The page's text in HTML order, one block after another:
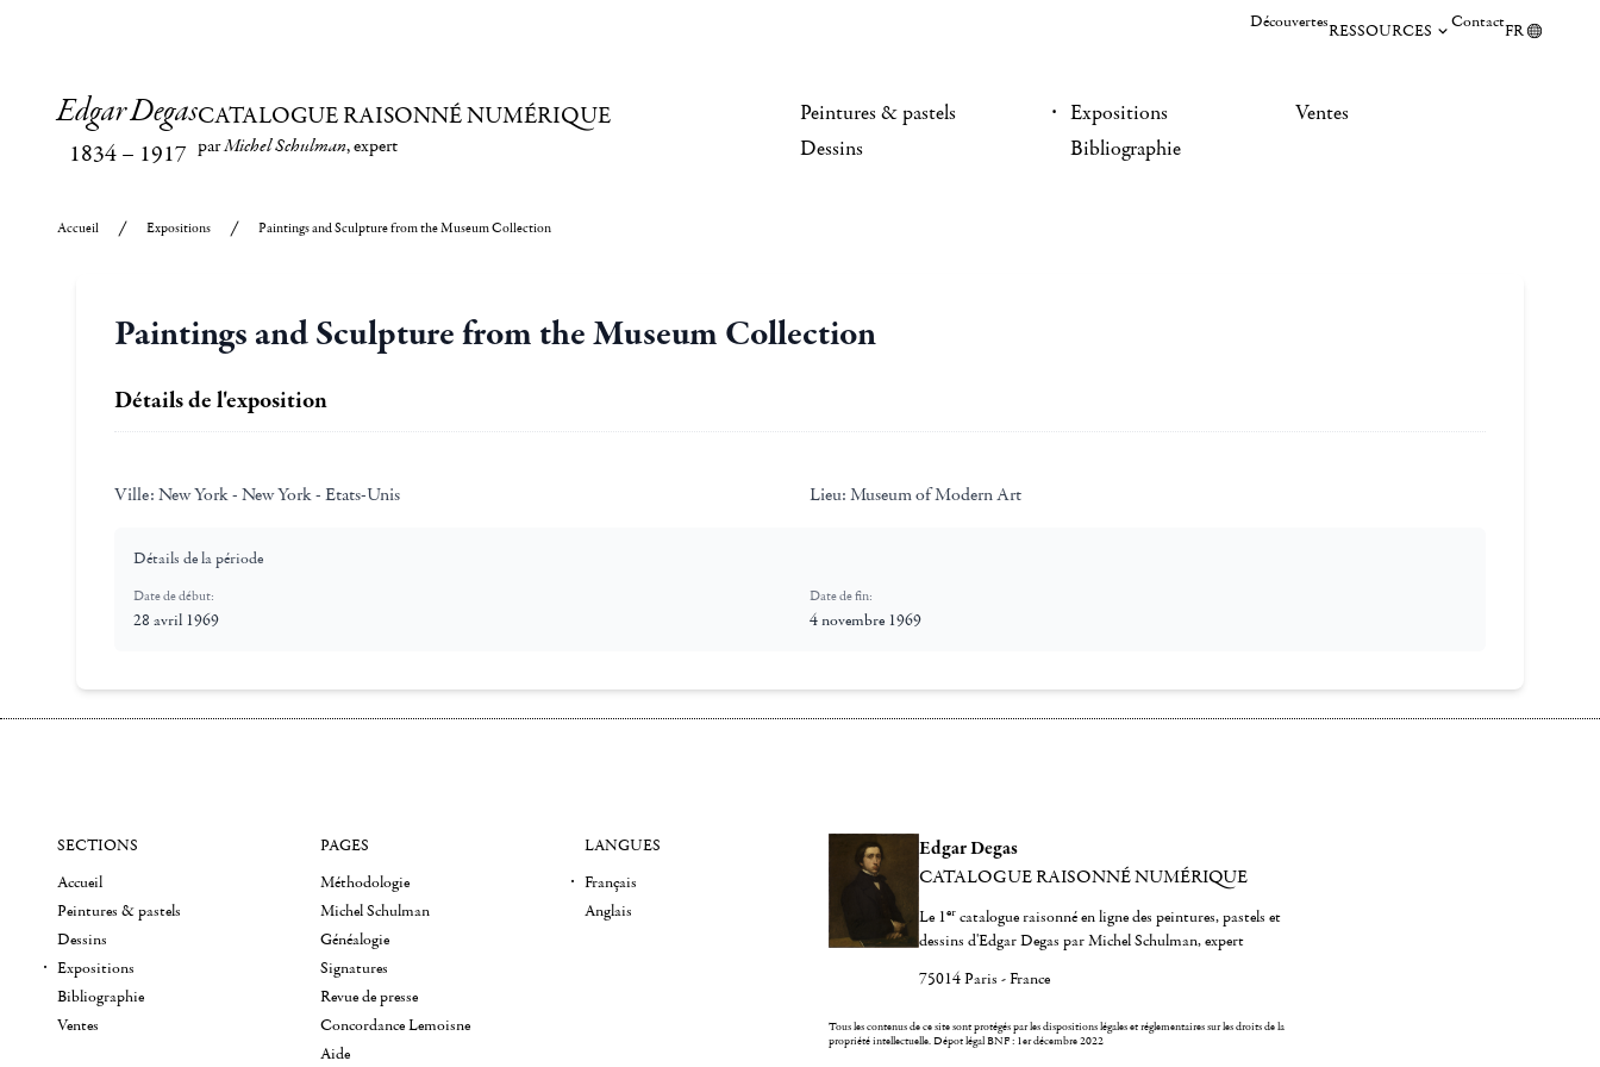
DécouvertesRESSOURCES ContactFR
Edgar Degas
1834– 1917
CATALOGUE RAISONNÉ NUMÉRIQUE
parMichel Schulman, expert
Peintures & pastels
Dessins
Expositions
Bibliographie
Ventes
Accueil Expositions Paintings and Sculpture from the Museum Collection
Paintings and Sculpture from the Museum Collection
Détails de l'exposition
Ville: New York - New York - Etats-Unis Lieu: Museum of Modern Art
Détails de la période
Date de début:
28 avril 1969
Date de fin:
4 novembre 1969
Edgar Degas
CATALOGUE RAISONNÉ NUMÉRIQUE
Le 1er catalogue raisonné en ligne des peintures, pastels et
dessins d'Edgar Degas par Michel Schulman, expert
75014 Paris - France
Tous les contenus de ce site sont protégés par les dispositions légales et réglementaires sur les droits de la
propriété intellectuelle.Dépot légal BNF : 1er décembre 2022
SECTIONS
Accueil
Peintures & pastels
Dessins
Expositions
Bibliographie
Ventes
PAGES
Méthodologie
Michel Schulman
Généalogie
Signatures
Revue de presse
Concordance Lemoisne
Aide
LANGUES
Français
Anglais